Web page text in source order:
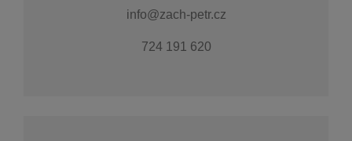
info@zach-petr.cz
724 191 620